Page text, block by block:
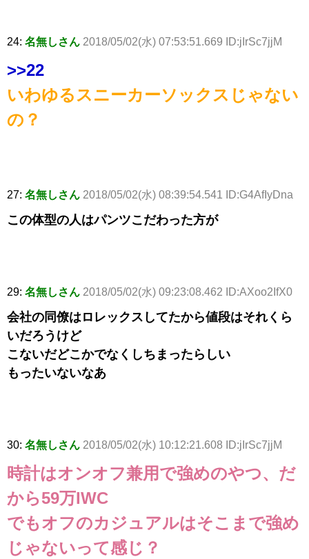
24: 名無しさん 2018/05/02(水) 07:53:51.669 ID:jIrSc7jjM
>>22
いわゆるスニーカーソックスじゃない
の？
27: 名無しさん 2018/05/02(水) 08:39:54.541 ID:G4AfIyDna
この体型の人はパンツこだわった方が
29: 名無しさん 2018/05/02(水) 09:23:08.462 ID:AXoo2IfX0
会社の同僚はロレックスしてたから値段はそれくら
いだろうけど
こないだどこかでなくしちまったらしい
もったいないなあ
30: 名無しさん 2018/05/02(水) 10:12:21.608 ID:jIrSc7jjM
時計はオンオフ兼用で強めのやつ、だ
から59万IWC
でもオフのカジュアルはそこまで強め
じゃないって感じ？